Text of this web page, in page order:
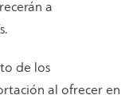
a
de los
al ofrecer en